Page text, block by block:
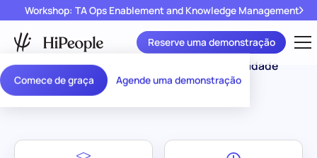
Comece de graça Agende uma demonstração
Workshop: TA Ops Enablement and Knowledge Management
Reserve uma demonstração
Assessment
Library
/
Verificação de Compatibilidade
Cultural